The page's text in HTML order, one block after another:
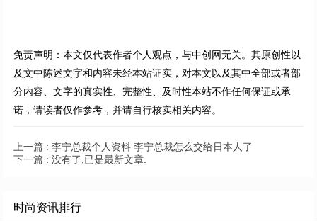
免责声明：本文仅代表作者个人观点，与中创网无关。其原创性以
及文中陈述文字和内容未经本站证实，对本文以及其中全部或者部
分内容、文字的真实性、完整性、及时性本站不作任何保证或承
诺，请读者仅作参考，并请自行核实相关内容。
上一篇 : 李宁总裁个人资料 李宁总裁怎么交给日本人了
下一篇 : 没有了,已是最新文章.
时尚资讯排行